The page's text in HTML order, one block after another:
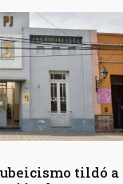
tildó a